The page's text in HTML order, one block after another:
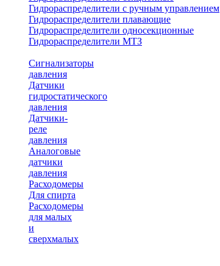
Гидрораспределители с ручным управлением
Гидрораспределители плавающие
Гидрораспределители односекционные
Гидрораспределители МТЗ
Сигнализаторы
давления
Датчики
гидростатического
давления
Датчики-
реле
давления
Аналоговые
датчики
давления
Расходомеры
Для спирта
Расходомеры
для малых
и
сверхмалых